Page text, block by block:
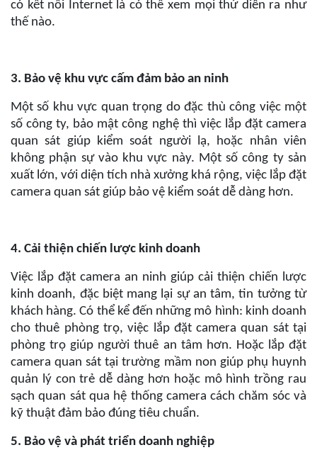
có kết nối Internet là có thể xem mọi thứ diễn ra như
thế nào.
3. Bảo vệ khu vực cấm đảm bảo an ninh
Một số khu vực quan trọng do đặc thù công việc một
số công ty, bảo mật công nghệ thì việc lắp đặt camera
quan sát giúp kiểm soát người lạ, hoặc nhân viên
không phận sự vào khu vực này. Một số công ty sản
xuất lớn, với diện tích nhà xưởng khá rộng, việc lắp đặt
camera quan sát giúp bảo vệ kiểm soát dễ dàng hơn.
4. Cải thiện chiến lược kinh doanh
Việc lắp đặt camera an ninh giúp cải thiện chiến lược
kinh doanh, đặc biệt mang lại sự an tâm, tin tưởng từ
khách hàng. Có thể kể đến những mô hình: kinh doanh
cho thuê phòng trọ, việc lắp đặt camera quan sát tại
phòng trọ giúp người thuê an tâm hơn. Hoặc lắp đặt
camera quan sát tại trường mầm non giúp phụ huynh
quản lý con trẻ dễ dàng hơn hoặc mô hình trồng rau
sạch quan sát qua hệ thống camera cách chăm sóc và
kỹ thuật đảm bảo đúng tiêu chuẩn.
5. Bảo vệ và phát triển doanh nghiệp